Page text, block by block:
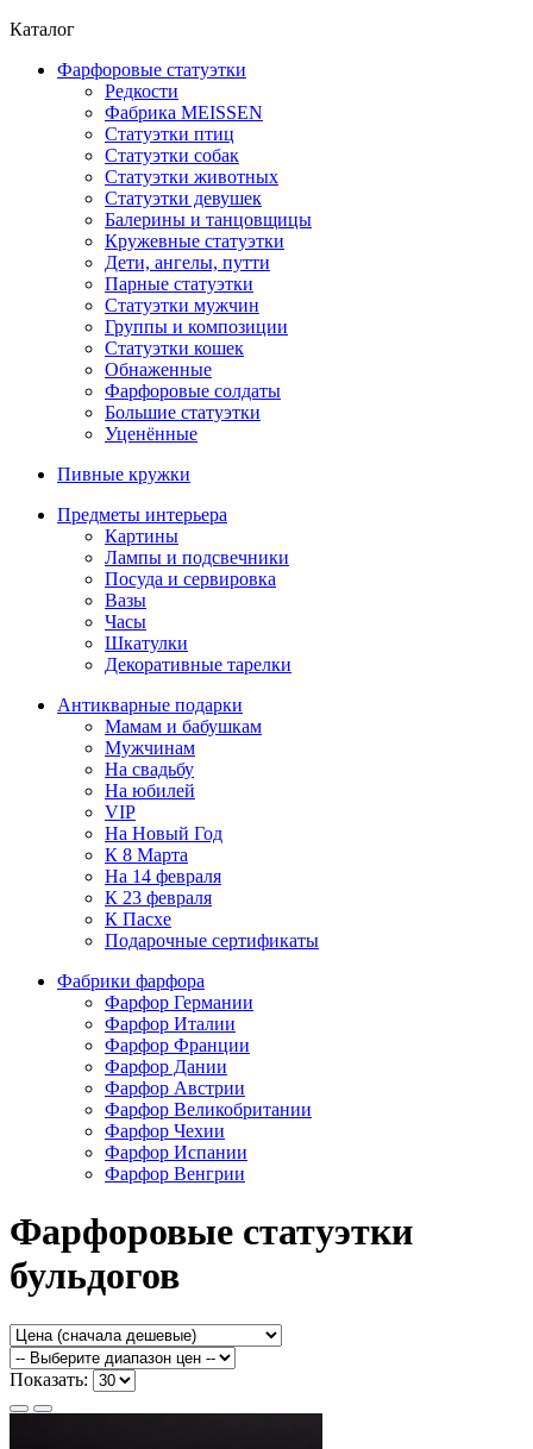
Каталог
Фарфоровые статуэтки
Редкости
Фабрика MEISSEN
Cтатуэтки птиц
Cтатуэтки собак
Статуэтки животных
Статуэтки девушек
Балерины и танцовщицы
Кружевные статуэтки
Дети, ангелы, путти
Парные статуэтки
Статуэтки мужчин
Группы и композиции
Статуэтки кошек
Обнаженные
Фарфоровые солдаты
Большие статуэтки
Уценённые
Пивные кружки
Предметы интерьера
Картины
Лампы и подсвечники
Посуда и сервировка
Вазы
Часы
Шкатулки
Декоративные тарелки
Антикварные подарки
Мамам и бабушкам
Мужчинам
На свадьбу
На юбилей
VIP
На Новый Год
К 8 Марта
На 14 февраля
К 23 февраля
К Пасхе
Подарочные сертификаты
Фабрики фарфора
Фарфор Германии
Фарфор Италии
Фарфор Франции
Фарфор Дании
Фарфор Австрии
Фарфор Великобритании
Фарфор Чехии
Фарфор Испании
Фарфор Венгрии
Фарфоровые статуэтки
бульдогов
Показать: